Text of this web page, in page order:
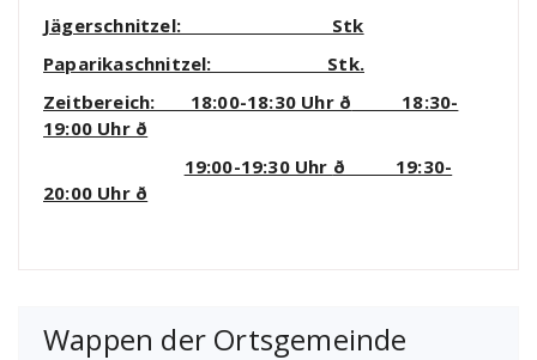
Jägerschnitzel: Stk
Paparikaschnitzel: Stk.
Zeitbereich: 18:00-18:30 Uhr ð 18:30-
19:00 Uhr ð
19:00-19:30 Uhr ð 19:30-
20:00 Uhr ð
Wappen der Ortsgemeinde